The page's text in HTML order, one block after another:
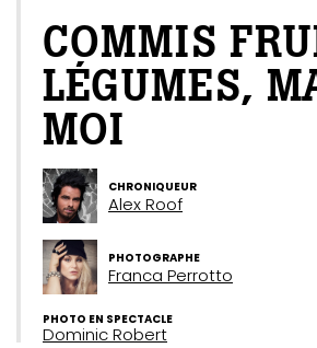
COMMIS
LÉGUMES,
MOI
CHRONIQUEUR
Alex Roof
PHOTOGRAPHE
Franca Perrotto
PHOTO EN SPECTACLE
Dominic Robert